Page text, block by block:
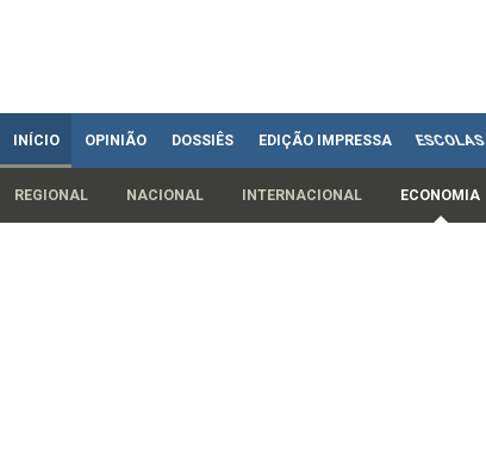
INÍCIO OPINIÃO DOSSIÊS EDIÇÃO IMPRESSA ESCOLAS
REGIONAL NACIONAL INTERNACIONAL ECONOMIA